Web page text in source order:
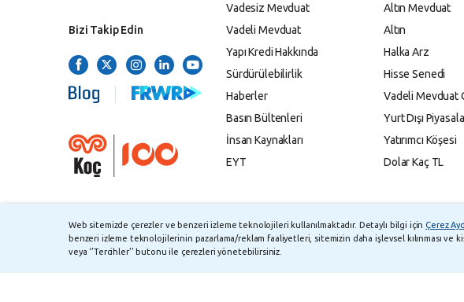
Bizi Takip Edin
Vadesiz Mevduat
Vadeli Mevduat
Yapı Kredi Hakkında
Sürdürülebilirlik
Haberler
Basın Bültenleri
İnsan Kaynakları
EYT
Altın Mevduat
Altın
Halka Arz
Hisse Senedi
Vadeli Mevduat
Yurt Dışı
Yatırımcı Köşesi
Dolar Kaç TL
©2026Yapı ve Kredi Bankası A.Ş. TMSF ve YTM Zaman Aşımı Listesi
Web sitemizde çerezler ve benzeri izleme teknolojileri kullanılmaktadır. Detaylı bilgi için Çerez
benzeri izleme teknolojilerinin pazarlama/reklam faaliyetleri, sitemizin daha işlevsel kılınması ve
veya ‘’Tercihler’’ butonu ile çerezleri yönetebilirsiniz.